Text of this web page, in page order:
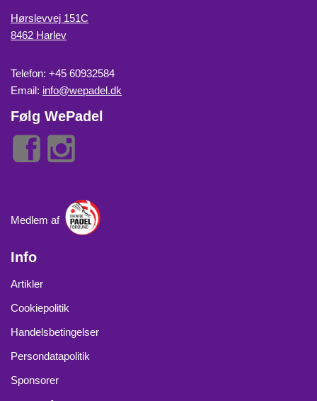
Hørslevvej 151C
8462 Harlev
Telefon: +45 60932584
Email: info@wepadel.dk
Følg WePadel
Medlem af
Info
Artikler
Cookiepolitik
Handelsbetingelser
Persondatapolitik
Sponsorer